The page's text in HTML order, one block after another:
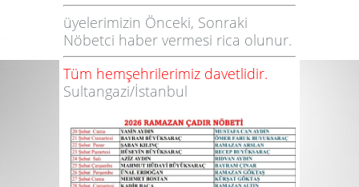
üyelerimizin Önceki, Sonraki
Nöbetci haber vermesi rica olunur.
Tüm hemşehrilerimiz davetlidir.
Sultangazi/İstanbul